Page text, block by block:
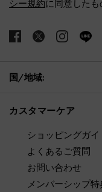
シー規約に同意したも
国/地域:
カスタマーケア
ショッピングガイ
よくあるご質問
お問い合わせ
メンバーシップ特